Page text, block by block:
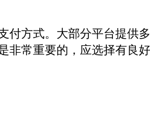
付方式。大部分平台提供
常重要的，应选择有良